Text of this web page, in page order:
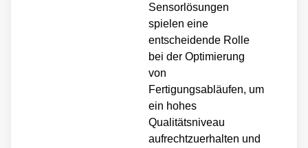
Sensorlösungen
spielen eine
entscheidende Rolle
bei der Optimierung
von
Fertigungsabläufen, um
ein hohes
Qualitätsniveau
aufrechtzuerhalten und